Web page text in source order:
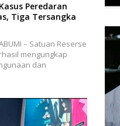
Peredaran
Tiga Tersangka
– Satuan Reserse
mengungkap
dan